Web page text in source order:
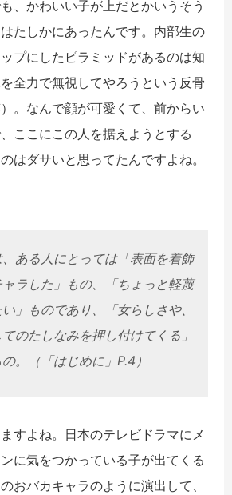
、かわいい子が上だとかいうそう
たしかにあったんです。内部生の
プにしたピラミッドがあるのは知
全力で無視してやろうという反骨
。なんで顔が可愛くて、前からい
ここにこの人を据えようとする
はダサいと思ってたんですよね。
、ある人にとっては「表面を着飾
ャラした」もの、「ちょっと軽蔑
」ものであり、「女らしさや、
のたしなみを押し付けてくる」
。（「はじめに」P.4）
すよね。日本のテレビドラマにメ
に気をつかっている子が出てくる
おバカキャラのように演出して、